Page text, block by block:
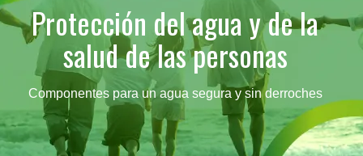
Protección del agua y de la
salud de las personas
Componentes para un agua segura y sin derroches